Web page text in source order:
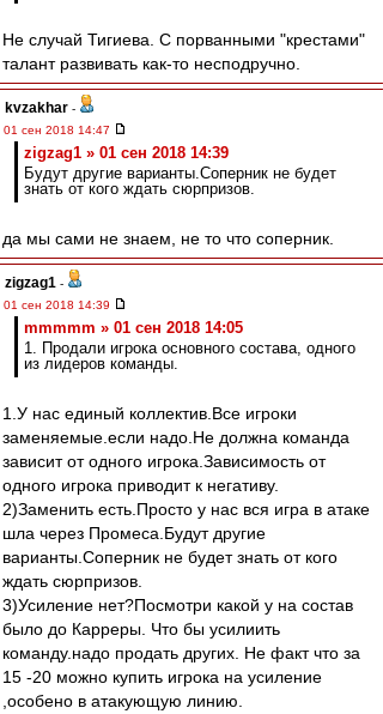
Не случай Тигиева. С порванными "крестами"
талант развивать как-то несподручно.
kvzakhar -
01 сен 2018 14:47
zigzag1 » 01 сен 2018 14:39
Будут другие варианты.Соперник не будет
знать от кого ждать сюрпризов.
да мы сами не знаем, не то что соперник.
zigzag1 -
01 сен 2018 14:39
mmmmm » 01 сен 2018 14:05
1. Продали игрока основного состава, одного
из лидеров команды.
1.У нас единый коллектив.Все игроки
заменяемые.если надо.Не должна команда
зависит от одного игрока.Зависимость от
одного игрока приводит к негативу.
2)Заменить есть.Просто у нас вся игра в атаке
шла через Промеса.Будут другие
варианты.Соперник не будет знать от кого
ждать сюрпризов.
3)Усиление нет?Посмотри какой у на состав
было до Карреры. Что бы усилиить
команду.надо продать других. Не факт что за
15 -20 можно купить игрока на усиление
,особено в атакующую линию.